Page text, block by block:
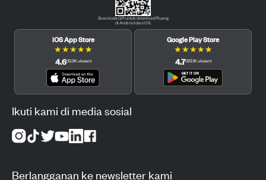
Scan kode QR untuk download Pluang
di Android dan iOS.
iOS App Store
★★★★★
4.6(12.3K ulasan)
Google Play Store
★★★★★
4.7(122.1K ulasan)
Ikuti kami di media sosial
Berlangganan ke newsletter kami